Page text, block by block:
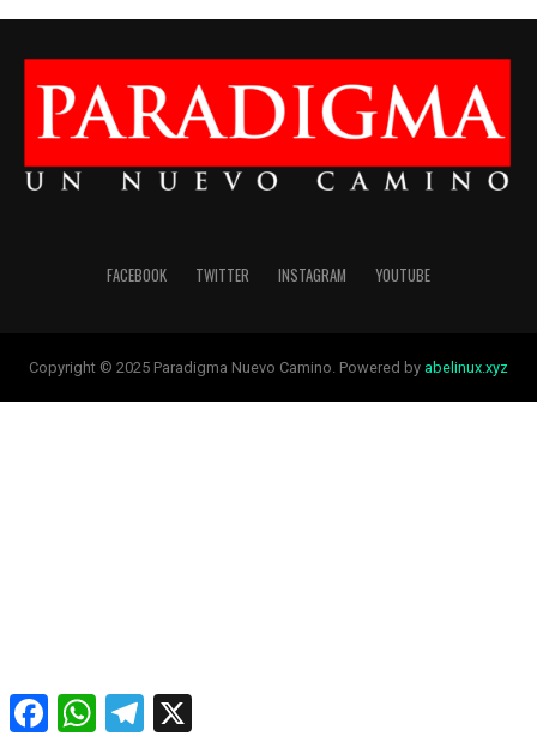
FACEBOOK TWITTER INSTAGRAM YOUTUBE
Copyright © 2025 Paradigma Nuevo Camino. Powered by abelinux.xyz
FacebookWhatsAppTelegram